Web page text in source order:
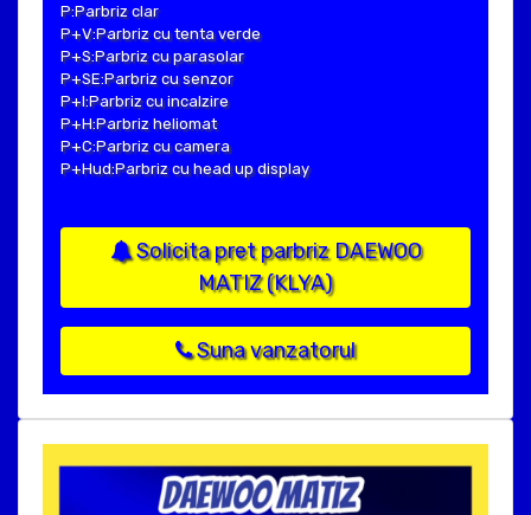
P:Parbriz clar
P+V:Parbriz cu tenta verde
P+S:Parbriz cu parasolar
P+SE:Parbriz cu senzor
P+I:Parbriz cu incalzire
P+H:Parbriz heliomat
P+C:Parbriz cu camera
P+Hud:Parbriz cu head up display
Solicita pret parbriz DAEWOO
MATIZ (KLYA)
Suna vanzatorul